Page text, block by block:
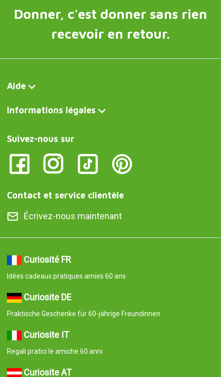
Donner, c'est donner sans rien
recevoir en retour.
Aide
Informations légales
Suivez-nous sur
Contact et service clientèle
Écrivez-nous maintenant
Curiosité FR
Idées cadeaux pratiques amies 60 ans
Curiosite DE
Praktische Geschenke für 60-jährige Freundinnen
Curiosite IT
Regali pratici le amiche 60 anni
Curiosite AT